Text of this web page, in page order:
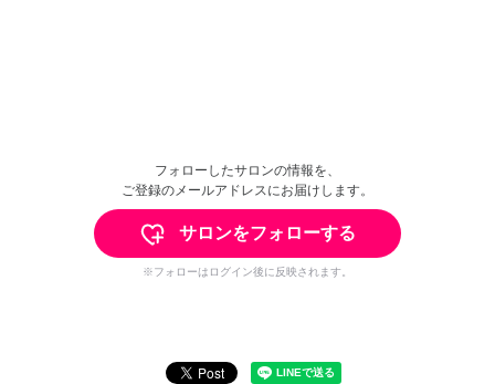
フォローしたサロンの情報を、
ご登録のメールアドレスにお届けします。
サロンをフォローする
※フォローはログイン後に反映されます。